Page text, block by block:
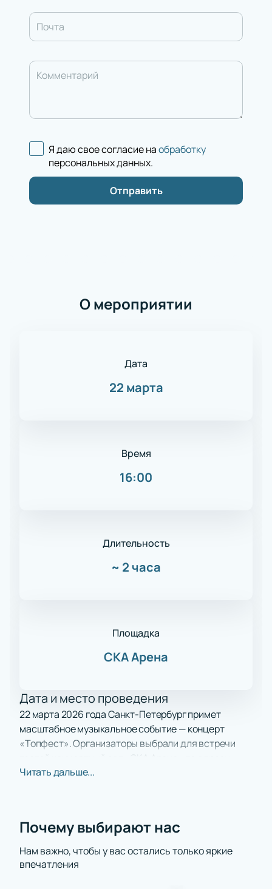
Почта
Комментарий
Я даю свое согласие наобработку
персональных данных.
Отправить
О мероприятии
Дата
22 марта
Время
16:00
Длительность
~ 2 часа
Площадка
СКА Арена
Дата и место проведения
22 марта 2026 года Санкт-Петербург примет
масштабное музыкальное событие — концерт
«Топфест». Организаторы выбрали для встречи
проспект Юрия Гагарина, дом 8. Это открытие
О концерте
«Топфест» соберёт популярных блогеров и
артистов с огромной аудиторией. На сцену выйдут
молодые исполнители: Аня Покров, POLI, Амирчик,
Читать дальше...
Почему выбирают нас
Нам важно, чтобы у вас остались только яркие
впечатления